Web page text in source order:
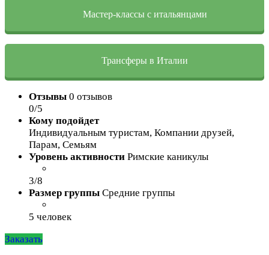
Мастер-классы с итальянцами
Трансферы в Италии
Отзывы 0 отзывов
0/5
Кому подойдет
Индивидуальным туристам, Компании друзей,
Парам, Семьям
Уровень активности Римские каникулы
3/8
Размер группы Средние группы
5 человек
Заказать